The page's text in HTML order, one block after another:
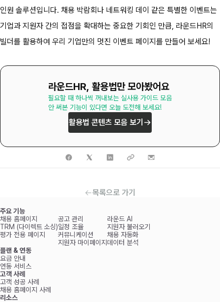
인원 솔루션입니다. 채용 박람회나 네트워킹 데이 같은 특별한 이벤트는
기업과 지원자 간의 접점을 확대하는 중요한 기회인 만큼, 라운드HR의
빌더를 활용하여 우리 기업만의 멋진 이벤트 페이지를 만들어 보세요!
라운드HR, 활용법만 모아봤어요
필요할 때 하나씩 꺼내보는 실사용 가이드 모음
안 써본 기능이 있다면 오늘 도전해 보세요!
활용법 콘텐츠 모음 보기
목록으로 가기
주요 기능
채용 홈페이지
TRM (다이렉트 소싱)
평가 전용 페이지
공고 관리
일정 조율
커뮤니케이션
지원자 마이페이지
라운드 AI
지원자 불러오기
채용 자동화
데이터 분석
플랜 & 연동
요금 안내
연동 서비스
고객 사례
고객 성공 사례
채용 홈페이지 사례
리소스